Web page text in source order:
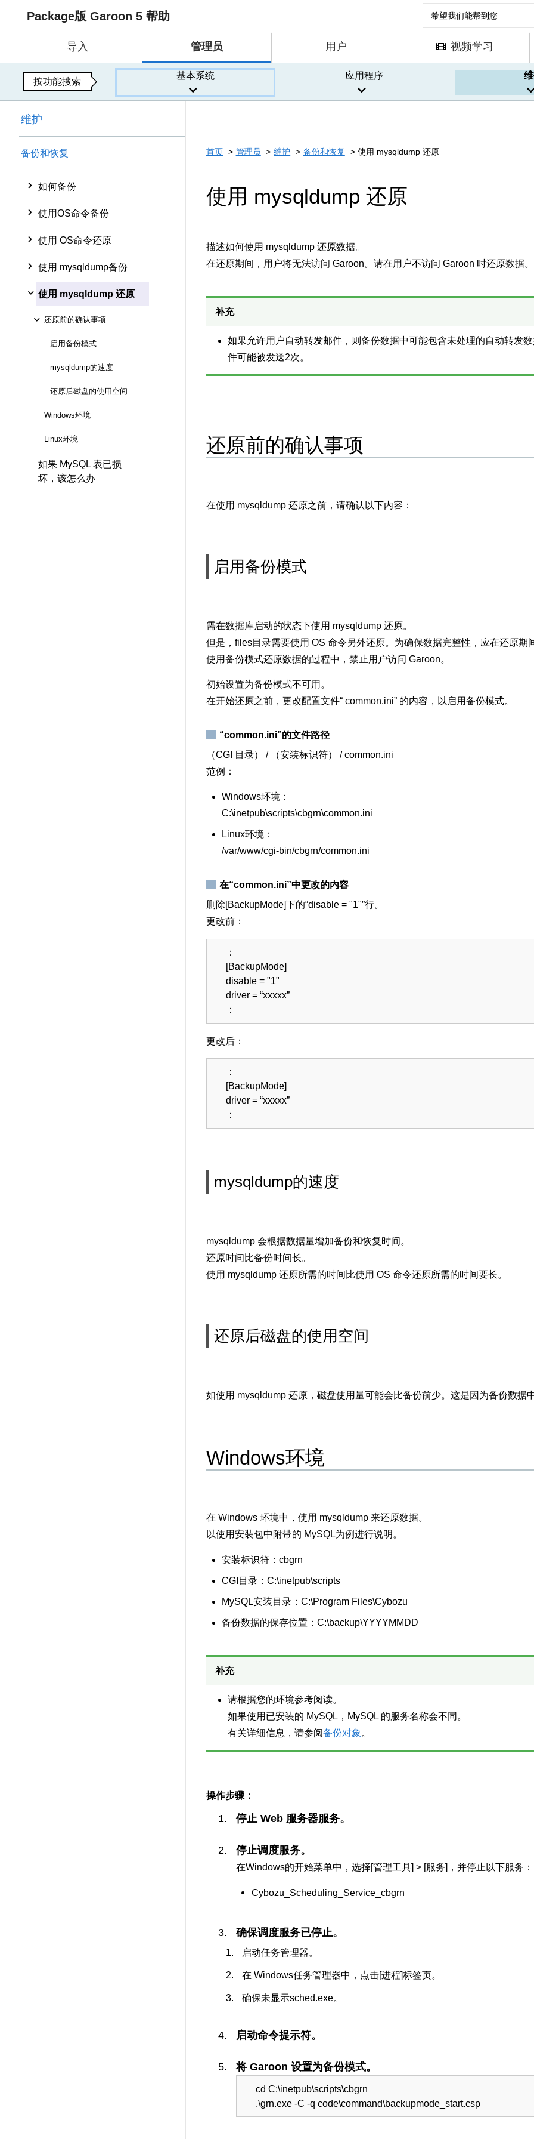
Package版 Garoon 5 帮助
导入 管理员 用户 视频学习
按功能搜索
基本系统 应用程序
维护
备份和恢复
如何备份
使用OS命令备份
使用 OS命令还原
使用 mysqldump备份
使用 mysqldump 还原
还原前的确认事项
启用备份模式
mysqldump的速度
还原后磁盘的使用空间
Windows环境
Linux环境
如果 MySQL 表已损
坏，该怎么办
首页 管理员 维护 备份和恢复 使用 mysqldump 还原
使用 mysqldump 还原
描述如何使用 mysqldump 还原数据。
在还原期间，用户将无法访问 Garoon。请在用户不访问 Garoon 时还原数据。
补充
如果允许用户自动转发邮件，则备份数据中可能包含未处理的自动转发
件可能被发送2次。
还原前的确认事项
在使用 mysqldump 还原之前，请确认以下内容：
启用备份模式
需在数据库启动的状态下使用 mysqldump 还原。
但是，files目录需要使用 OS 命令另外还原。为确保数据完整性，应在还原期
使用备份模式还原数据的过程中，禁止用户访问 Garoon。
初始设置为备份模式不可用。
在开始还原之前，更改配置文件“ common.ini” 的内容，以启用备份模式。
“common.ini”的文件路径
（CGI 目录） / （安装标识符） / common.ini
范例：
Windows环境：
C:\inetpub\scripts\cbgrn\common.ini
Linux环境：
/var/www/cgi-bin/cbgrn/common.ini
在“common.ini”中更改的内容
删除[BackupMode]下的“disable = "1"”行。
更改前：
：
[BackupMode]
disable = "1"
driver = “xxxxx”
：
更改后：
：
[BackupMode]
driver = “xxxxx”
：
mysqldump的速度
mysqldump 会根据数据量增加备份和恢复时间。
还原时间比备份时间长。
使用 mysqldump 还原所需的时间比使用 OS 命令还原所需的时间要长。
还原后磁盘的使用空间
如使用 mysqldump 还原，磁盘使用量可能会比备份前少。这是因为备份数据
Windows环境
在 Windows 环境中，使用 mysqldump 来还原数据。
以使用安装包中附带的 MySQL为例进行说明。
安装标识符：cbgrn
CGI目录：C:\inetpub\scripts
MySQL安装目录：C:\Program Files\Cybozu
备份数据的保存位置：C:\backup\YYYYMMDD
补充
请根据您的环境参考阅读。
如果使用已安装的 MySQL，MySQL 的服务名称会不同。
有关详细信息，请参阅备份对象 。
操作步骤：
停止 Web 服务器服务。
停止调度服务。
在Windows的开始菜单中，选择[管理工具] > [服务]，并停止以下服务：
Cybozu_Scheduling_Service_cbgrn
确保调度服务已停止。
启动任务管理器。
在 Windows任务管理器中，点击[进程]标签页。
确保未显示sched.exe。
启动命令提示符。
将 Garoon 设置为备份模式。
cd C:\inetpub\scripts\cbgrn
.\grn.exe -C -q code\command\backupmode_start.csp